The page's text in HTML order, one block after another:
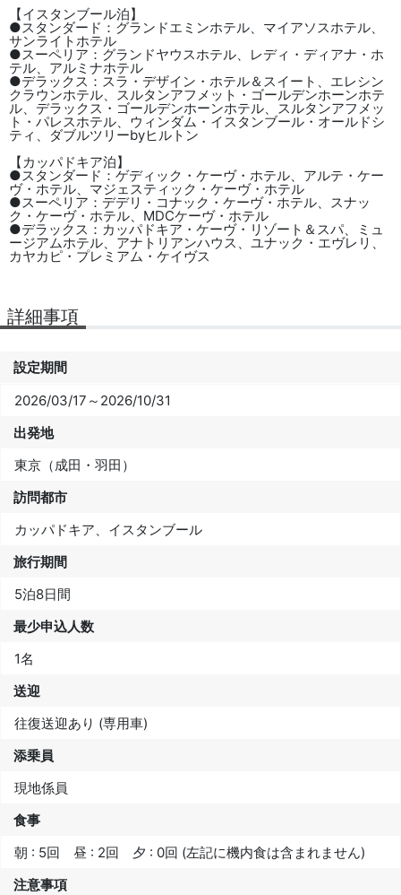
【イスタンブール泊】
●スタンダード：グランドエミンホテル、マイアソスホテル、
サンライトホテル
●スーペリア：グランドヤウスホテル、レディ・ディアナ・ホ
テル、アルミナホテル
●デラックス：スラ・デザイン・ホテル＆スイート、エレシン
クラウンホテル、スルタンアフメット・ゴールデンホーンホテ
ル、デラックス・ゴールデンホーンホテル、スルタンアフメッ
ト・パレスホテル、ウィンダム・イスタンブール・オールドシ
ティ、ダブルツリーbyヒルトン
【カッパドキア泊】
●スタンダード：ゲディック・ケーヴ・ホテル、アルテ・ケー
ヴ・ホテル、マジェスティック・ケーヴ・ホテル
●スーペリア：デデリ・コナック・ケーヴ・ホテル、スナッ
ク・ケーヴ・ホテル、MDCケーヴ・ホテル
●デラックス：カッパドキア・ケーヴ・リゾート＆スパ、ミュ
ージアムホテル、アナトリアンハウス、ユナック・エヴレリ、
カヤカピ・プレミアム・ケイヴス
詳細事項
設定期間
2026/03/17～2026/10/31
出発地
東京（成田・羽田）
訪問都市
カッパドキア、イスタンブール
旅行期間
5泊8日間
最少申込人数
1名
送迎
往復送迎あり (専用車)
添乗員
現地係員
食事
朝 : 5回 昼 : 2回 夕 : 0回 (左記に機内食は含まれません)
注意事項